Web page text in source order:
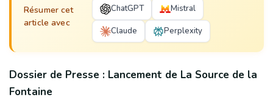
Résumer cet
article avec
ChatGPT Mistral
Claude Perplexity
Dossier de Presse : Lancement de La Source de la
Fontaine